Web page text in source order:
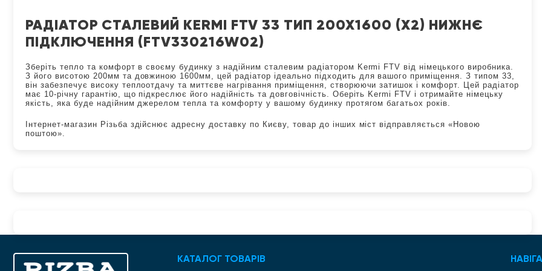
РАДІАТОР СТАЛЕВИЙ KERMI FTV 33 ТИП 200Х1600 (Х2) НИЖНЄ
ПІДКЛЮЧЕННЯ (FTV330216W02)
Зберіть тепло та комфорт в своєму будинку з надійним сталевим радіатором Kermi FTV від німецького виробника.
З його висотою 200мм та довжиною 1600мм, цей радіатор ідеально підходить для вашого приміщення. З типом 33,
він забезпечує високу теплоотдачу та миттєве нагрівання приміщення, створюючи затишок і комфорт. Цей радіатор
має 10-річну гарантію, що підкреслює його надійність та довговічність. Оберіть Kermi FTV і отримайте німецьку
якість, яка буде надійним джерелом тепла та комфорту у вашому будинку протягом багатьох років.
Інтернет-магазин Різьба здійснює адресну доставку по Києву, товар до інших міст відправляється «Новою
поштою».
КАТАЛОГ ТОВАРІВ